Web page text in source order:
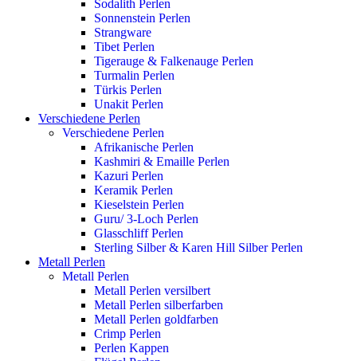
Sodalith Perlen
Sonnenstein Perlen
Strangware
Tibet Perlen
Tigerauge & Falkenauge Perlen
Turmalin Perlen
Türkis Perlen
Unakit Perlen
Verschiedene Perlen
Verschiedene Perlen
Afrikanische Perlen
Kashmiri & Emaille Perlen
Kazuri Perlen
Keramik Perlen
Kieselstein Perlen
Guru/ 3-Loch Perlen
Glasschliff Perlen
Sterling Silber & Karen Hill Silber Perlen
Metall Perlen
Metall Perlen
Metall Perlen versilbert
Metall Perlen silberfarben
Metall Perlen goldfarben
Crimp Perlen
Perlen Kappen